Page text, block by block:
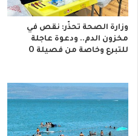
وزارة الصحة تحذّر: نقص في
مخزون الدم.. ودعوة عاجلة
للتبرع وخاصة من فصيلة O